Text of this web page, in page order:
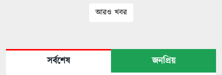
আরও খবর
সর্বশেষ
জনপ্রিয়